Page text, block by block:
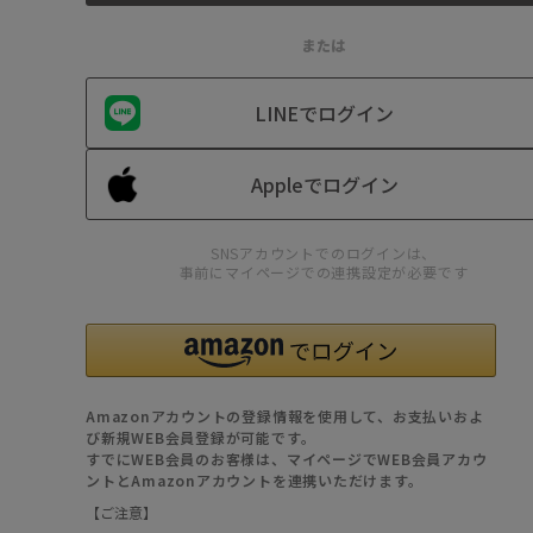
または
LINEでログイン
Appleでログイン
SNSアカウントでのログインは、
事前にマイページでの連携設定が必要です
Amazonアカウントの登録情報を使用して、お支払いおよ
び新規WEB会員登録が可能です。
すでにWEB会員のお客様は、マイページでWEB会員アカウ
ントとAmazonアカウントを連携いただけます。
【ご注意】